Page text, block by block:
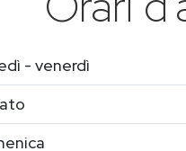
- venerdì